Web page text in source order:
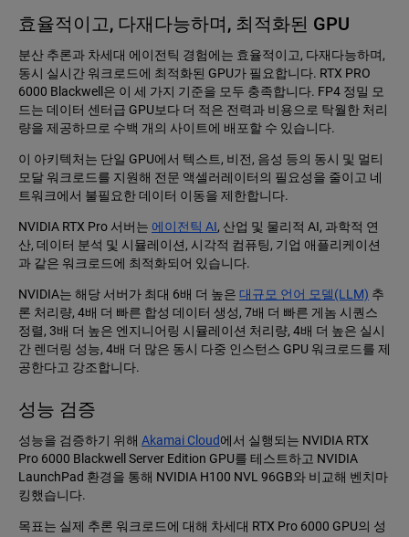
효율적이고, 다재다능하며, 최적화된 GPU
분산 추론과 차세대 에이전틱 경험에는 효율적이고, 다재다능하며,
동시 실시간 워크로드에 최적화된 GPU가 필요합니다. RTX PRO
6000 Blackwell은 이 세 가지 기준을 모두 충족합니다. FP4 정밀 모
드는 데이터 센터급 GPU보다 더 적은 전력과 비용으로 탁월한 처리
량을 제공하므로 수백 개의 사이트에 배포할 수 있습니다.
이 아키텍처는 단일 GPU에서 텍스트, 비전, 음성 등의 동시 및 멀티
모달 워크로드를 지원해 전문 액셀러레이터의 필요성을 줄이고 네
트워크에서 불필요한 데이터 이동을 제한합니다.
NVIDIA RTX Pro 서버는 에이전틱 AI, 산업 및 물리적 AI, 과학적 연
산, 데이터 분석 및 시뮬레이션, 시각적 컴퓨팅, 기업 애플리케이션
과 같은 워크로드에 최적화되어 있습니다.
NVIDIA는 해당 서버가 최대 6배 더 높은 대규모 언어 모델(LLM) 추
론 처리량, 4배 더 빠른 합성 데이터 생성, 7배 더 빠른 게놈 시퀀스
정렬, 3배 더 높은 엔지니어링 시뮬레이션 처리량, 4배 더 높은 실시
간 렌더링 성능, 4배 더 많은 동시 다중 인스턴스 GPU 워크로드를 제
공한다고 강조합니다.
성능 검증
성능을 검증하기 위해 Akamai Cloud에서 실행되는 NVIDIA RTX
Pro 6000 Blackwell Server Edition GPU를 테스트하고 NVIDIA
LaunchPad 환경을 통해 NVIDIA H100 NVL 96GB와 비교해 벤치마
킹했습니다.
목표는 실제 추론 워크로드에 대해 차세대 RTX Pro 6000 GPU의 성